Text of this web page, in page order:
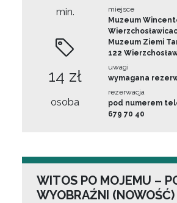
min.
14 zł
osoba
miejsce
Muzeum
Muzeum Ziemi
122
uwagi
wymagana
rezerwacja
pod numerem
679 70 40
WITOS PO MOJEMU –
WYOBRAŹNI (NOWOŚĆ)